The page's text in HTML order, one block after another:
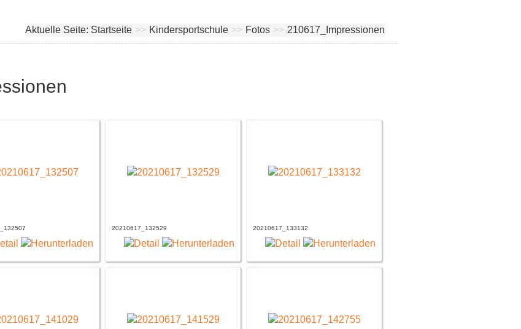
Aktuelle Seite: Startseite >> Kindersportschule >> Fotos >> 210617_Impressionen
20210617_132529 20210617_133132